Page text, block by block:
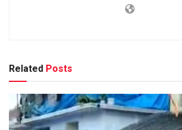
Related Posts